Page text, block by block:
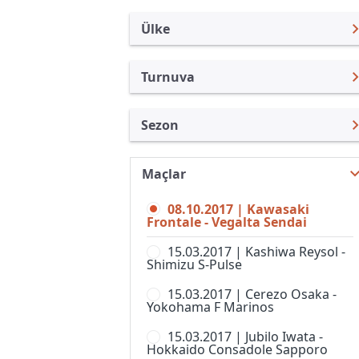
Ülke
Japonya
Türkiye
Uluslararası
Uluslararası Kulüpler
Turkiye
İngiltere
Almanya Amatör
Fransa
Turnuva
Emperor Kupası
J.Lig 2
J.Ligi
Japonya Futbol Ligi
Nadeshiko Ligi, 1. Lig, Kadınlar
Süper Kupa
Sezon
J. Lig Kupası 2026
J. Lig Kupası 2025
J. Lig Kupası 2024
J. Lig Kupası 2023
J. Lig Kupası 2022
J. Lig Kupası 2021
Maçlar
08.10.2017 | Kawasaki
Frontale - Vegalta Sendai
15.03.2017 | Kashiwa Reysol -
Shimizu S-Pulse
15.03.2017 | Cerezo Osaka -
Yokohama F Marinos
15.03.2017 | Jubilo Iwata -
Hokkaido Consadole Sapporo